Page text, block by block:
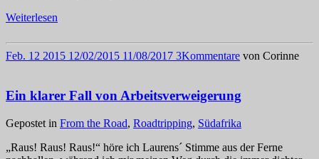
Weiterlesen
Feb. 12 2015 12/02/2015 11/08/2017 3Kommentare von Corinne
Ein klarer Fall von Arbeitsverweigerung
Gepostet in From the Road, Roadtripping, Südafrika
„Raus! Raus! Raus!“ höre ich Laurens´ Stimme aus der Ferne